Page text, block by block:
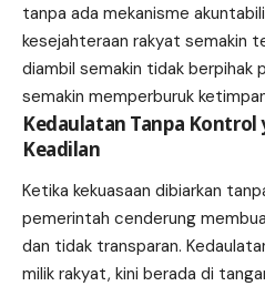
tanpa ada mekanisme
kesejahteraan rakyat semakin
diambil semakin tidak berpihak
semakin memperburuk
Kedaulatan Tanpa
Keadilan
Ketika kekuasaan dibiarkan
pemerintah cenderung
dan tidak transparan.
milik rakyat, kini berada di